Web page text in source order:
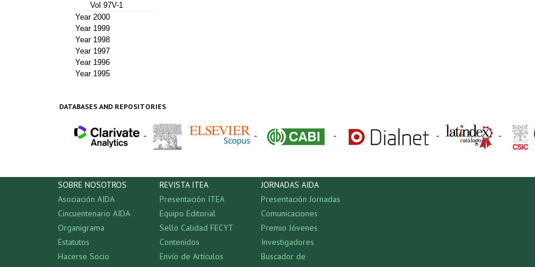
Vol 97V-1
Year 2000
Year 1999
Year 1998
Year 1997
Year 1996
Year 1995
DATABASES AND REPOSITORIES
- - - - -
SOBRE NOSOTROS
Asociación AIDA
Cincuentenario AIDA
Organigrama
Estatutos
Hacerse Socio
REVISTA ITEA
Presentación ITEA
Equipo Editorial
Sello Calidad FECYT
Contenidos
Envío de Artículos
JORNADAS AIDA
Presentación Jornadas
Comunicaciones
Premio Jóvenes
Investigadores
Buscador de